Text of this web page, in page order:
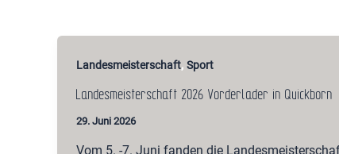
Landesmeisterschaft, Sport
Landesmeisterschaft 2026 Vorderlader in Quickborn
29. Juni 2026
Vom 5. -7. Juni fanden die